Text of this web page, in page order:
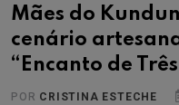
Mães do
cenário
“Encanto de
POR CRISTINA ESTECHE